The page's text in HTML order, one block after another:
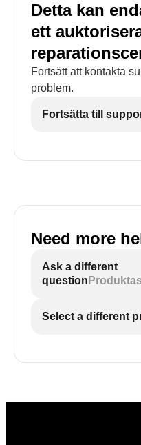
Detta kan
ett
Fortsätt att kontakta
problem.
Fortsätta till
Need more
Ask a different
question
Select a different